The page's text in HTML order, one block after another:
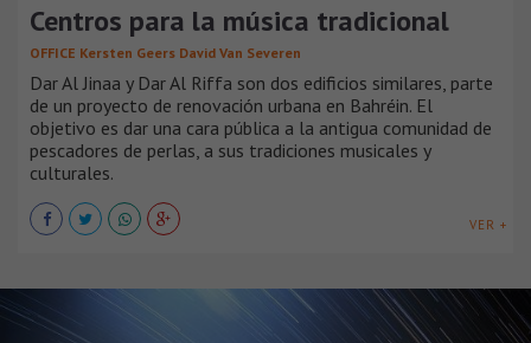
Centros para la música tradicional
OFFICE Kersten Geers David Van Severen
Dar Al Jinaa y Dar Al Riffa son dos edificios similares, parte
de un proyecto de renovación urbana en Bahréin. El
objetivo es dar una cara pública a la antigua comunidad de
pescadores de perlas, a sus tradiciones musicales y
culturales.
VER +